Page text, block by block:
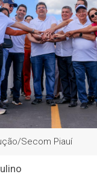
Secom Piauí